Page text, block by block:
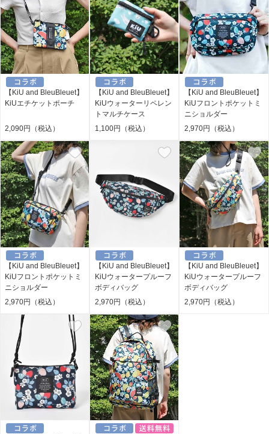
【KiU and BleuBleuet】
KiUエチケットポーチ
2,090円（税込）
【KiU and BleuBleuet】
KiUウォーターリペレン
トマルチケース
1,100円（税込）
【KiU and BleuBleuet】
KiUフロントポケットミ
ニショルダー
2,970円（税込）
【KiU and BleuBleuet】
KiUフロントポケットミ
ニショルダー
2,970円（税込）
【KiU and BleuBleuet】
KiUウォータープルーフ
ボディバッグ
2,970円（税込）
【KiU and BleuBleuet】
KiUウォータープルーフ
ボディバッグ
2,970円（税込）